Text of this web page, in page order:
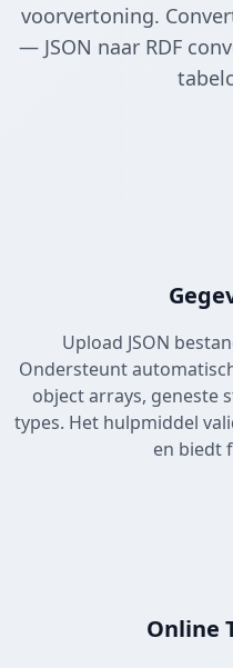
voorvertoning.
— JSON naar RDF
Upload JSON
Ondersteunt
object arrays, geneste
types. Het hulpmiddel
en biedt
Online